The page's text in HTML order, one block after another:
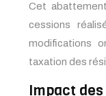
Cet
cessions
modifications
taxation des
Impact